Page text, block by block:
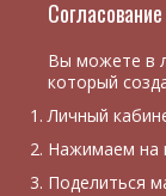
Вы можете в
который
Личный
Нажимаем на
Поделиться